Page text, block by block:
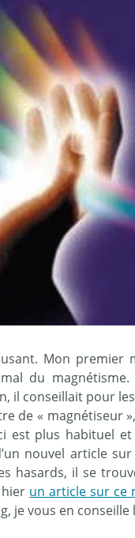
Mon premier
du
il conseillait pour
de « magnétiseur
est plus habituel
nouvel article
hasards, il se
un article sur ce
je vous en conseille